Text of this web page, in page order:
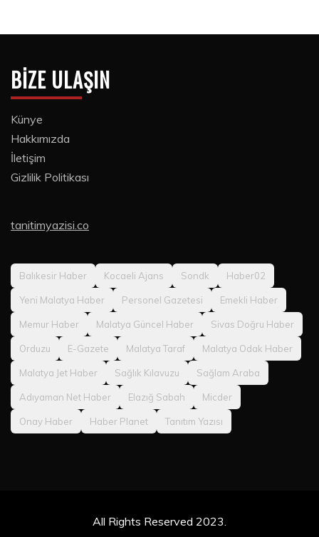
BIZE ULAŞIN
Künye
Hakkımızda
İletişim
Gizlilik Politikası
tanitimyazisi.co
Balıkesir Haber Kocaeli Ajans Sondk Haber02
Yeni Malatya Haber Personel Gazetesi Emekli Haber
Memur Haber Malatya Güncel Haber Sivas Doğru Haber
Orduzu E-Gazete Malatya Taraf Malatya Odak Haber
Malatya Jet Haber Sağlık Kılavuzu Sağlam Araba
Adıyaman Net Haber Elazığ Sabah Micder
Onay Haber Haber Planet Tanıtım Yazısı
All Rights Reserved 2023.